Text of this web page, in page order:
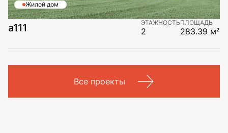
Жилой дом
a111 ЭТАЖНОСТЬ
2
ПЛОЩАДЬ
283.39 м²
Все проекты